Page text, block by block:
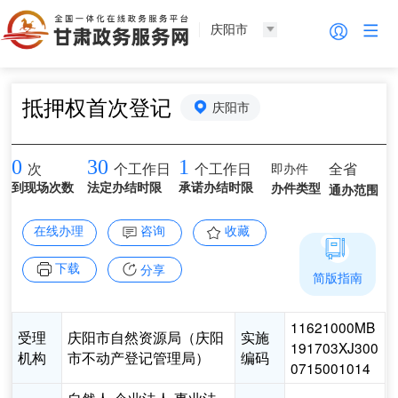
庆阳市
抵押权首次登记 庆阳市
0 次
到现场次数
30 个工作日
法定办结时限
1 个工作日
承诺办结时限
即办件
办件类型
全省
通办范围
在线办理 咨询 收藏
下载 分享
受理
机构
庆阳市自然资源局（庆阳
市不动产登记管理局）
实施
编码
11621000MB
191703XJ300
0715001014
简版指南